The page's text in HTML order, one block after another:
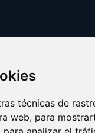
técnicas de
web, para